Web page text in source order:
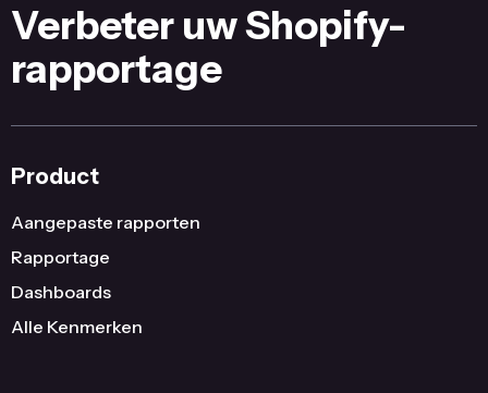
Verbeter uw Shopify-
rapportage
Product
Aangepaste rapporten
Rapportage
Dashboards
Alle Kenmerken